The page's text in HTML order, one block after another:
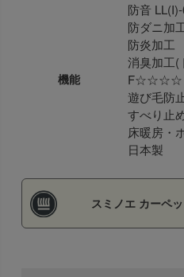
機能
防音
防ダニ加
防炎加工
消臭加工(
F☆☆☆☆
遊び毛防
すべり止
床暖房・
日本製
スミノエ カーペ